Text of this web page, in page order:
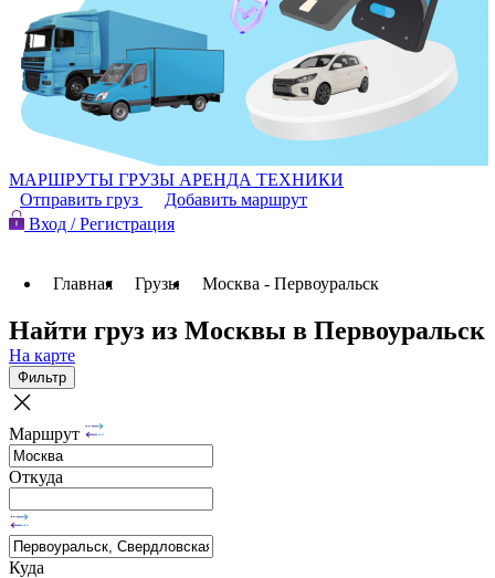
МАРШРУТЫ ГРУЗЫ АРЕНДА ТЕХНИКИ
Отправить груз
Добавить маршрут
Вход / Регистрация
Главная Грузы Москва - Первоуральск
Найти груз из Москвы в Первоуральск
На карте
Фильтр
Маршрут
Откуда
Куда